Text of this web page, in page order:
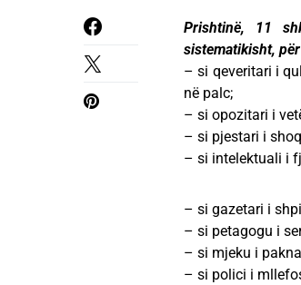
Prishtinë, 11
sistematikisht,
– si qeveritari i
në palc;
– si opozitari i
– si pjestari i
– si intelektuali i
– si gazetari i
– si petagogu i
– si mjeku i
– si polici i